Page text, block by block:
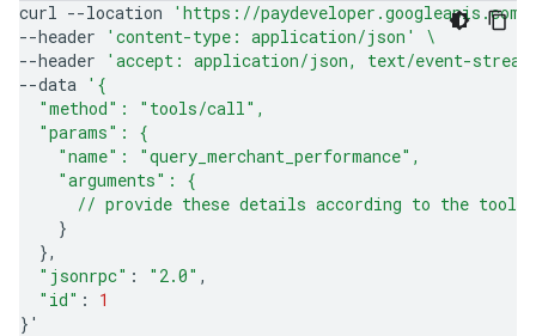
curl --location
'https://paydeveloper.googleapis.com/
--header
'content-type: application/json'
\
--header
'accept: application/json, text/event-
--data '{
  "method": "tools/call",
  "params": {
    "name": "query_merchant_performance",
    "arguments": {
      // provide these details according to the tool'
}
}
"jsonrpc" : "2.0"
"id" :
1
} '